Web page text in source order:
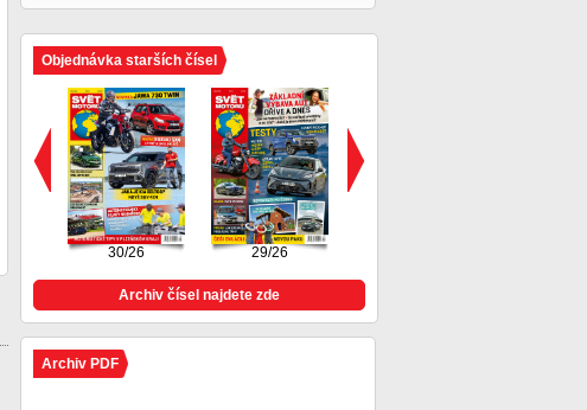
Objednávka starších čísel
30/26 29/26
Archiv čísel najdete zde
Archiv PDF